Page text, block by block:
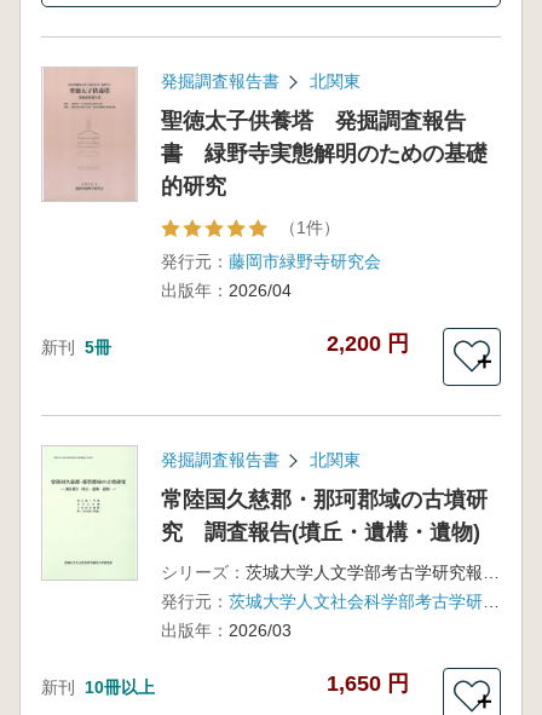
発掘調査報告書 北関東
聖徳太子供養塔 発掘調査報告
書 緑野寺実態解明のための基礎
的研究
（1件）
発行元： 藤岡市緑野寺研究会
出版年： 2026/04
新刊 5冊 2,200 円
＋
発掘調査報告書 北関東
常陸国久慈郡・那珂郡域の古墳研
究 調査報告(墳丘・遺構・遺物)
シリーズ：
発行元：
茨城大学人文社会科学部考古学研究室
出版年： 2026/03
新刊 10冊以上 1,650 円
＋